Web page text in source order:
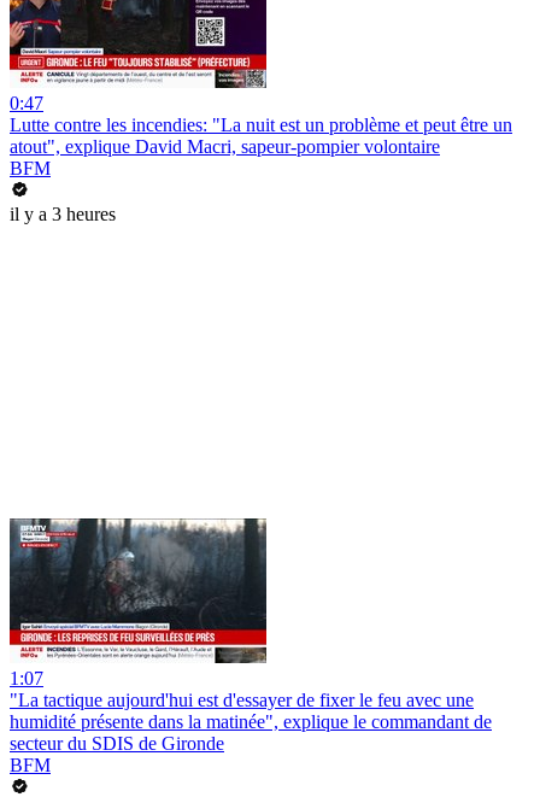
0:47
Lutte contre les incendies: "La nuit est un problème et peut être un
atout", explique David Macri, sapeur-pompier volontaire
BFM
il y a 3 heures
1:07
"La tactique aujourd'hui est d'essayer de fixer le feu avec une
humidité présente dans la matinée", explique le commandant de
secteur du SDIS de Gironde
BFM